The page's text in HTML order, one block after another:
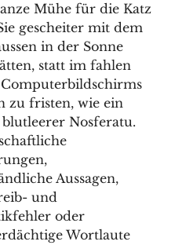
Mühe für die Katz
gescheiter mit dem
in der Sonne
statt im fahlen
zu fristen, wie ein
Nosferatu.
Aussagen,
und
oder
Wortlaute